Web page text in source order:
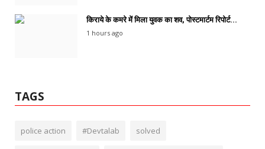
किराये के कमरे में मिला युवक का शव, पोस्टमार्टम रिपोर्ट...
1 hours ago
TAGS
police action #Devtalab solved